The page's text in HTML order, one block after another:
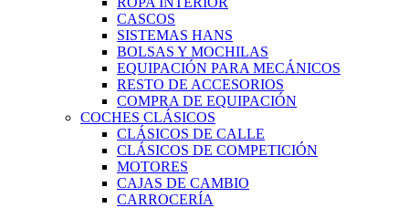
CASCOS
SISTEMAS HANS
BOLSAS Y MOCHILAS
EQUIPACIÓN PARA MECÁNICOS
RESTO DE ACCESORIOS
COMPRA DE EQUIPACIÓN
COCHES CLÁSICOS
CLÁSICOS DE CALLE
CLÁSICOS DE COMPETICIÓN
MOTORES
CAJAS DE CAMBIO
CARROCERÍA